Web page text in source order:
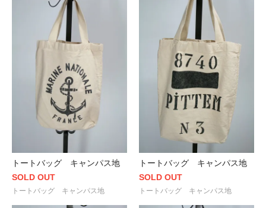
トートバッグ キャンパス地
SOLD OUT
トートバッグ キャンパス地
トートバッグ キャンパス地
SOLD OUT
トートバッグ キャンパス地